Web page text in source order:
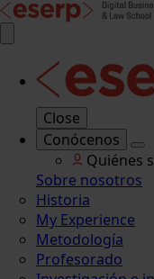
Close
Conócenos
Quiénes
Sobre nosotros
Historia
My Experience
Metodología
Profesorado